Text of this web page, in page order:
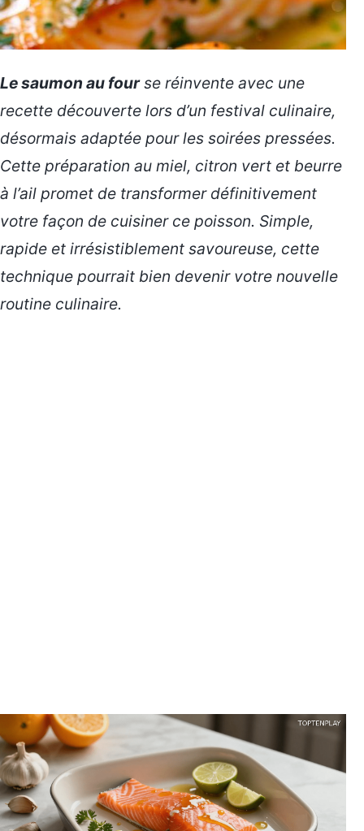
Le saumon au fourse réinvente avec une
recette découverte lors d’un festival culinaire,
désormais adaptée pour les soirées pressées.
Cette préparation au miel, citron vert et beurre
à l’ail promet de transformer définitivement
votre façon de cuisiner ce poisson. Simple,
rapide et irrésistiblement savoureuse, cette
technique pourrait bien devenir votre nouvelle
routine culinaire.